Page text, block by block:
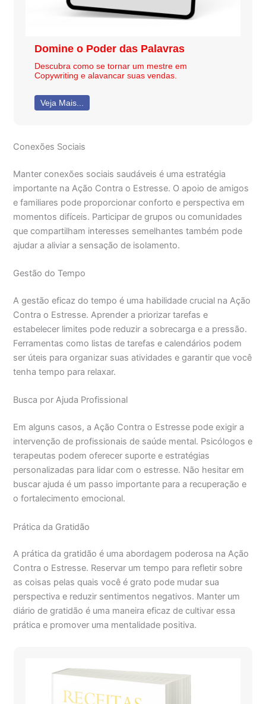
Domine o Poder das Palavras
Descubra como se tornar um mestre em
Copywriting e alavancar suas vendas.
Veja Mais...
Conexões Sociais
Manter conexões sociais saudáveis é uma estratégia
importante na Ação Contra o Estresse. O apoio de amigos
e familiares pode proporcionar conforto e perspectiva em
momentos difíceis. Participar de grupos ou comunidades
que compartilham interesses semelhantes também pode
ajudar a aliviar a sensação de isolamento.
Gestão do Tempo
A gestão eficaz do tempo é uma habilidade crucial na Ação
Contra o Estresse. Aprender a priorizar tarefas e
estabelecer limites pode reduzir a sobrecarga e a pressão.
Ferramentas como listas de tarefas e calendários podem
ser úteis para organizar suas atividades e garantir que você
tenha tempo para relaxar.
Busca por Ajuda Profissional
Em alguns casos, a Ação Contra o Estresse pode exigir a
intervenção de profissionais de saúde mental. Psicólogos e
terapeutas podem oferecer suporte e estratégias
personalizadas para lidar com o estresse. Não hesitar em
buscar ajuda é um passo importante para a recuperação e
o fortalecimento emocional.
Prática da Gratidão
A prática da gratidão é uma abordagem poderosa na Ação
Contra o Estresse. Reservar um tempo para refletir sobre
as coisas pelas quais você é grato pode mudar sua
perspectiva e reduzir sentimentos negativos. Manter um
diário de gratidão é uma maneira eficaz de cultivar essa
prática e promover uma mentalidade positiva.